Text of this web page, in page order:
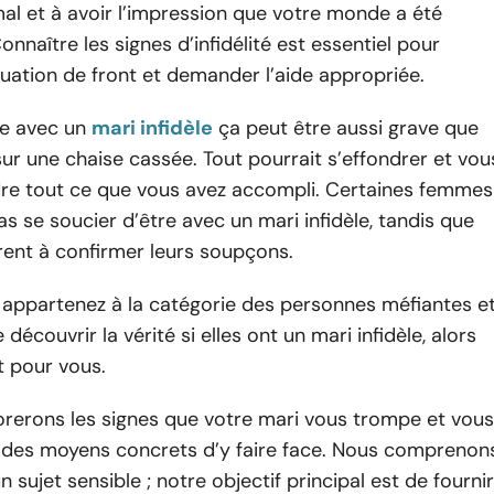
et à avoir l’impression que votre monde a été
les signes d’infidélité est essentiel pour
de front et demander l’aide appropriée.
avec un mari infidèle ça peut être aussi grave que
une chaise cassée. Tout pourrait s’effondrer et
tout ce que vous avez accompli. Certaines femmes
se soucier d’être avec un mari infidèle, tandis que
à confirmer leurs soupçons.
à la catégorie des personnes méfiantes
découvrir la vérité si elles ont un mari infidèle, alors
pour vous.
les signes que votre mari vous trompe et vous
moyens concrets d’y faire face. Nous
sujet sensible ; notre objectif principal est de fournir